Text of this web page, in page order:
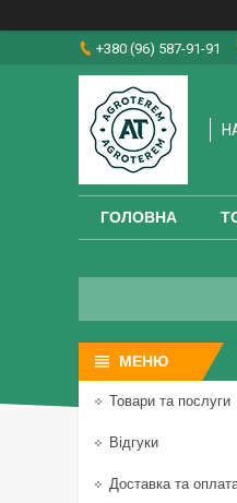
+380 (96) 587-91-91
ГОЛОВНА
Товари та послуги
Відгуки
Доставка та